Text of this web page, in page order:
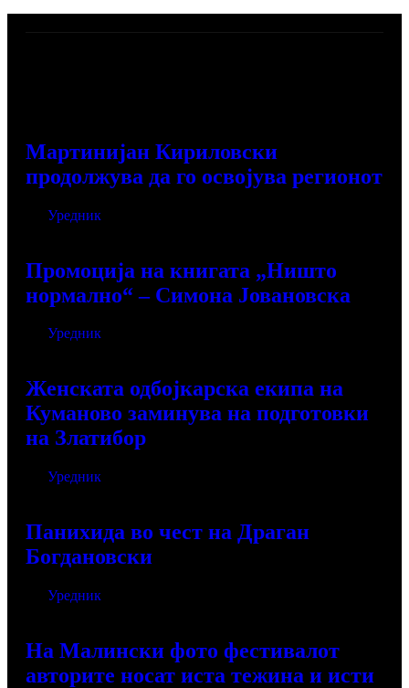
Мартинијан Кириловски
продолжува да го освојува регионот
Уредник
Промоција на книгата „Ништо
нормално“ – Симона Јовановска
Уредник
Женската одбојкарска екипа на
Куманово заминува на подготовки
на Златибор
Уредник
Панихида во чест на Драган
Богдановски
Уредник
На Малински фото фестивалот
авторите носат иста тежина и исти